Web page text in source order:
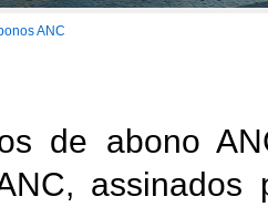
ANC
de abono
assinados